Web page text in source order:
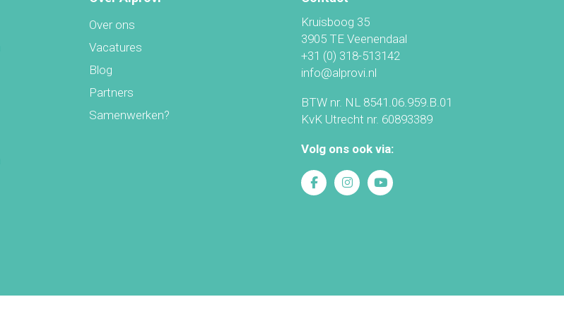
Over ons
Vacatures
Blog
Partners
Samenwerken?
Kruisboog 35
3905 TE Veenendaal
+31 (0) 318-513142
info@alprovi.nl
BTW nr. NL 8541.06.959.B.01
KvK Utrecht nr. 60893389
Volg ons ook via: